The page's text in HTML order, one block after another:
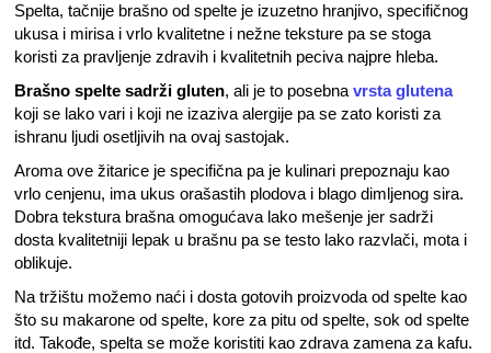
Spelta, tačnije brašno od spelte je izuzetno hranjivo, specifičnog
ukusa i mirisa i vrlo kvalitetne i nežne teksture pa se stoga
koristi za pravljenje zdravih i kvalitetnih peciva najpre hleba.
Brašno spelte sadrži gluten, ali je to posebnavrsta glutena
koji se lako vari i koji ne izaziva alergije pa se zato koristi za
ishranu ljudi osetljivih na ovaj sastojak.
Aroma ove žitarice je specifična pa je kulinari prepoznaju kao
vrlo cenjenu, ima ukus orašastih plodova i blago dimljenog sira.
Dobra tekstura brašna omogućava lako mešenje jer sadrži
dosta kvalitetniji lepak u brašnu pa se testo lako razvlači, mota i
oblikuje.
Na tržištu možemo naći i dosta gotovih proizvoda od spelte kao
što su makarone od spelte, kore za pitu od spelte, sok od spelte
itd. Takođe, spelta se može koristiti kao zdrava zamena za kafu.